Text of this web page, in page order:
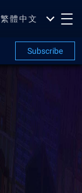
繁體中文
Subscribe